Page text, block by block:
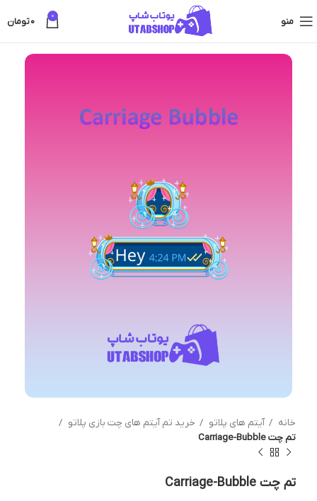
منو 0
0تومان
خانه آیتم های پلاتو
خرید تم آیتم های چت بازی پلاتو
تم چت Carriage-Bubble
تم چت Carriage-Bubble